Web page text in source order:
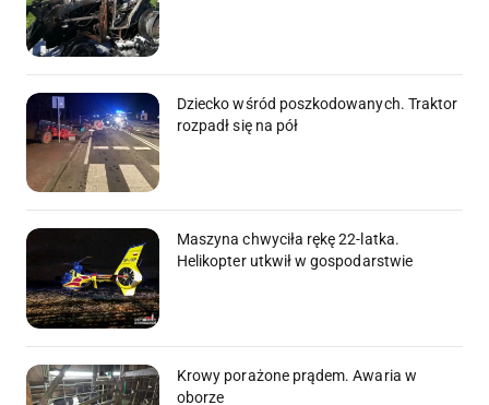
Dziecko wśród poszkodowanych. Traktor
rozpadł się na pół
Maszyna chwyciła rękę 22-latka.
Helikopter utkwił w gospodarstwie
Krowy porażone prądem. Awaria w
oborze